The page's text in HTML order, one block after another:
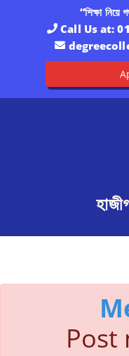
“শিক্ষা নিয়ে
Call Us at:
Post